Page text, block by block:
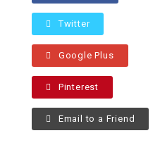
Twitter
Google Plus
Pinterest
Email to a Friend